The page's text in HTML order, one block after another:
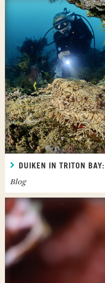
DUIKEN IN TRITON
Blog